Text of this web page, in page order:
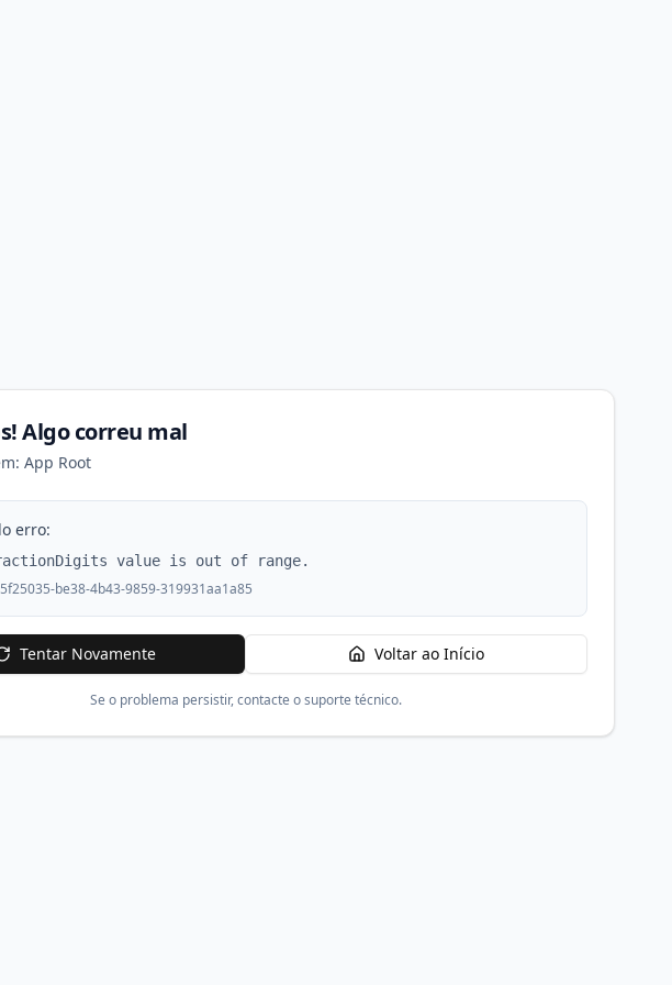
Algo correu mal
App Root
erro:
value is out of range.
be38-4b43-9859-319931aa1a85
Tentar Novamente Voltar ao Início
Se o problema persistir, contacte o suporte técnico.